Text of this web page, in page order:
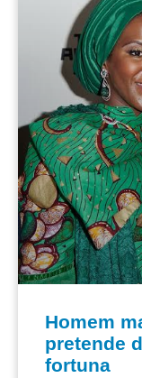
Homem
pretende
fortuna